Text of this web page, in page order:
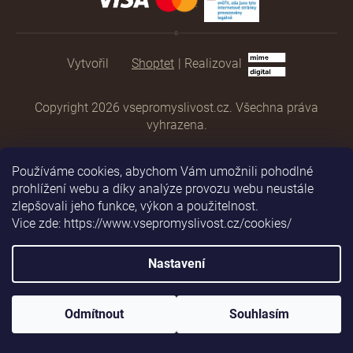
Používáme cookies, abychom Vám umožnili pohodlné
prohlížení webu a díky analýze provozu webu neustále
zlepšovali jeho funkce, výkon a použitelnost.
Vice zde: https://www.vsepromyslivost.cz/cookies/
Nastavení
Odmítnout Souhlasím
Shoptet | Realizoval
Copyright 2026 vsepromyslivost.cz . Všechna práva
vyhrazena.